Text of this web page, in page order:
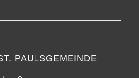
PAULSGEMEINDE